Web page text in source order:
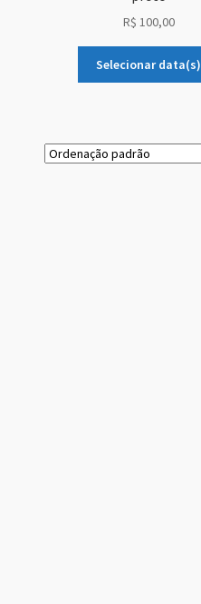
R$ 100,00
Selecionar data(s)